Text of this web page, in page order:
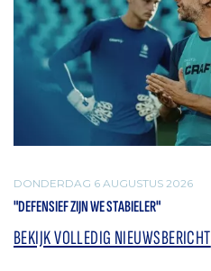
DONDERDAG 6 AUGUSTUS 2026
"DEFENSIEF ZIJN WE STABIELER"
BEKIJK VOLLEDIG NIEUWSBERICHT